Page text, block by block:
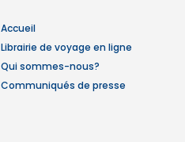
Accueil
Librairie de voyage en ligne
Qui sommes-nous?
Communiqués de presse